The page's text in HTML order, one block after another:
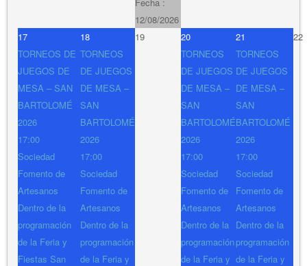
12/08/2026
17
TORNEOS DE
JUEGOS DE
MESA – SAN
BARTOLOMÉ
2026
17:00
Sociedad
Fomento de
Artesanos
Dentro de la
programación
de la Feria y
Fiestas San
18
TORNEOS
DE JUEGOS
DE MESA –
SAN
BARTOLOMÉ
2026
17:00
Sociedad
Fomento de
Artesanos
Dentro de la
programación
de la Feria y
19
20
TORNEOS
DE JUEGOS
DE MESA –
SAN
BARTOLOMÉ
2026
17:00
Sociedad
Fomento de
Artesanos
Dentro de la
programación
de la Feria y
21
TORNEOS
DE JUEGOS
DE MESA –
SAN
BARTOLOMÉ
2026
17:00
Sociedad
Fomento de
Artesanos
Dentro de la
programación
de la Feria y
22